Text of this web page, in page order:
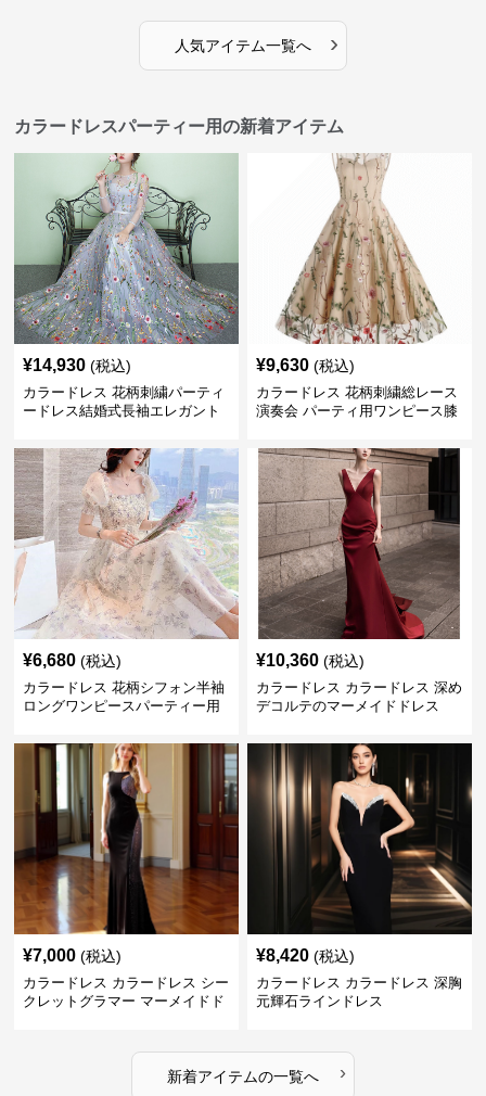
人気アイテム一覧へ ›
カラードレスパーティー用の新着アイテム
¥14,930 (税込)
カラードレス 花柄刺繍パーティ
ードレス結婚式長袖エレガント
¥9,630 (税込)
カラードレス 花柄刺繍総レース
演奏会 パーティ用ワンピース膝
¥6,680 (税込)
カラードレス 花柄シフォン半袖
ロングワンピースパーティー用
¥10,360 (税込)
カラードレス カラードレス 深め
デコルテのマーメイドドレス
¥7,000 (税込)
カラードレス カラードレス シー
クレットグラマー マーメイドド
¥8,420 (税込)
カラードレス カラードレス 深胸
元輝石ラインドレス
新着アイテムの一覧へ ›